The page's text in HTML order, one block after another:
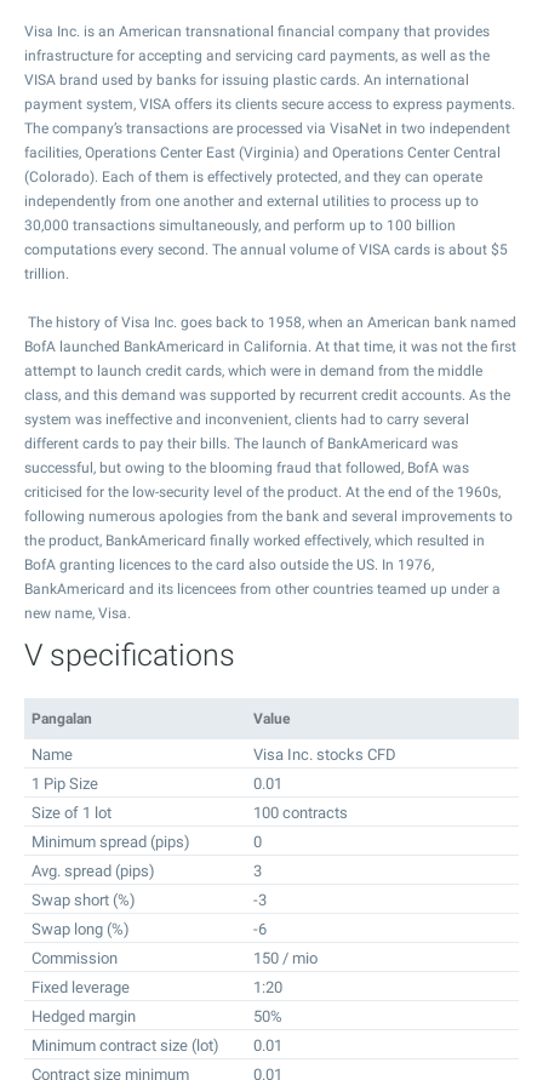
Visa Inc. is an American transnational financial company that provides
infrastructure for accepting and servicing card payments, as well as the
VISA brand used by banks for issuing plastic cards. An international
payment system, VISA offers its clients secure access to express payments.
The company’s transactions are processed via VisaNet in two independent
facilities, Operations Center East (Virginia) and Operations Center Central
(Colorado). Each of them is effectively protected, and they can operate
independently from one another and external utilities to process up to
30,000 transactions simultaneously, and perform up to 100 billion
computations every second. The annual volume of VISA cards is about $5
trillion.
The history of Visa Inc. goes back to 1958, when an American bank named
BofA launched BankAmericard in California. At that time, it was not the first
attempt to launch credit cards, which were in demand from the middle
class, and this demand was supported by recurrent credit accounts. As the
system was ineffective and inconvenient, clients had to carry several
different cards to pay their bills. The launch of BankAmericard was
successful, but owing to the blooming fraud that followed, BofA was
criticised for the low-security level of the product. At the end of the 1960s,
following numerous apologies from the bank and several improvements to
the product, BankAmericard finally worked effectively, which resulted in
BofA granting licences to the card also outside the US. In 1976,
BankAmericard and its licencees from other countries teamed up under a
new name, Visa.
V specifications
Pangalan Value
Name
Visa Inc. stocks CFD
1 Pip Size
0.01
Size of 1 lot
100 contracts
Minimum spread (pips)
0
Avg. spread (pips)
3
Swap short (%)
-3
Swap long (%)
-6
Commission
150 / mio
Fixed leverage
1:20
Hedged margin
50%
Minimum contract size (lot)
0.01
Contract size minimum
0.01